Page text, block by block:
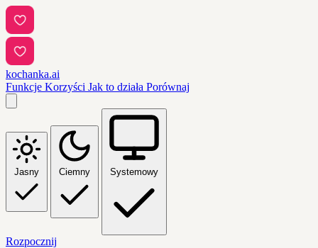
kochanka.ai
Funkcje Korzyści Jak to działa Porównaj
Jasny Ciemny Systemowy
Rozpocznij